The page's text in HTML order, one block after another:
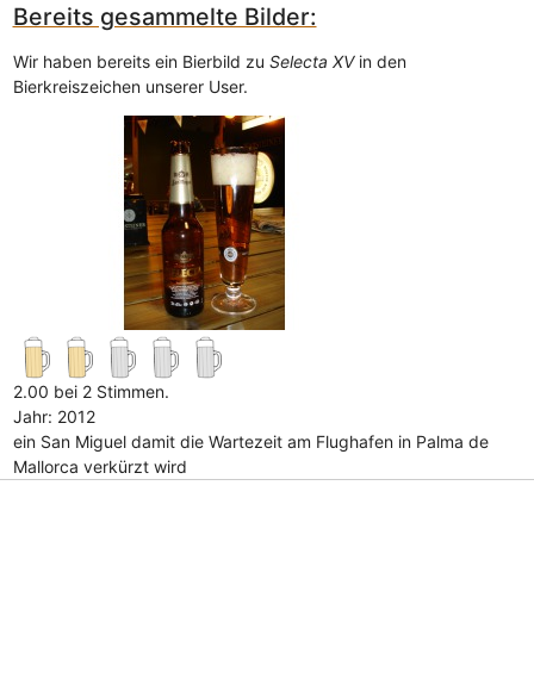
Bereits gesammelte Bilder:
Wir haben bereits ein Bierbild zu Selecta XVin den
Bierkreiszeichen unserer User.
2.00 bei 2 Stimmen.
Jahr: 2012
ein San Miguel damit die Wartezeit am Flughafen in Palma de
Mallorca verkürzt wird